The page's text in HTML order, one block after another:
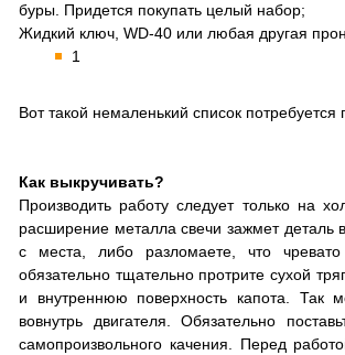
буры. Придется покупать целый набор;
Жидкий ключ, WD-40 или любая другая
1
Вот такой немаленький список
Как выкручивать?
Производить работу следует только на
расширение металла свечи зажмет
с места, либо разломаете, что
обязательно тщательно протрите сухой
и внутреннюю поверхность капота. Так
вовнутрь двигателя. Обязательно
самопроизвольного качения. Перед